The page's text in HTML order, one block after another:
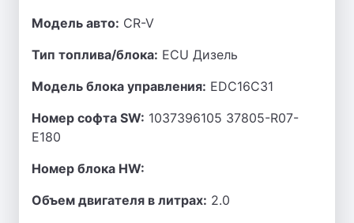
Модель авто: CR-V
Тип топлива/блока: ECU Дизель
Модель блока управления: EDC16C31
Номер софта SW: 1037396105 37805-R07-
E180
Номер блока HW:
Объем двигателя в литрах: 2.0